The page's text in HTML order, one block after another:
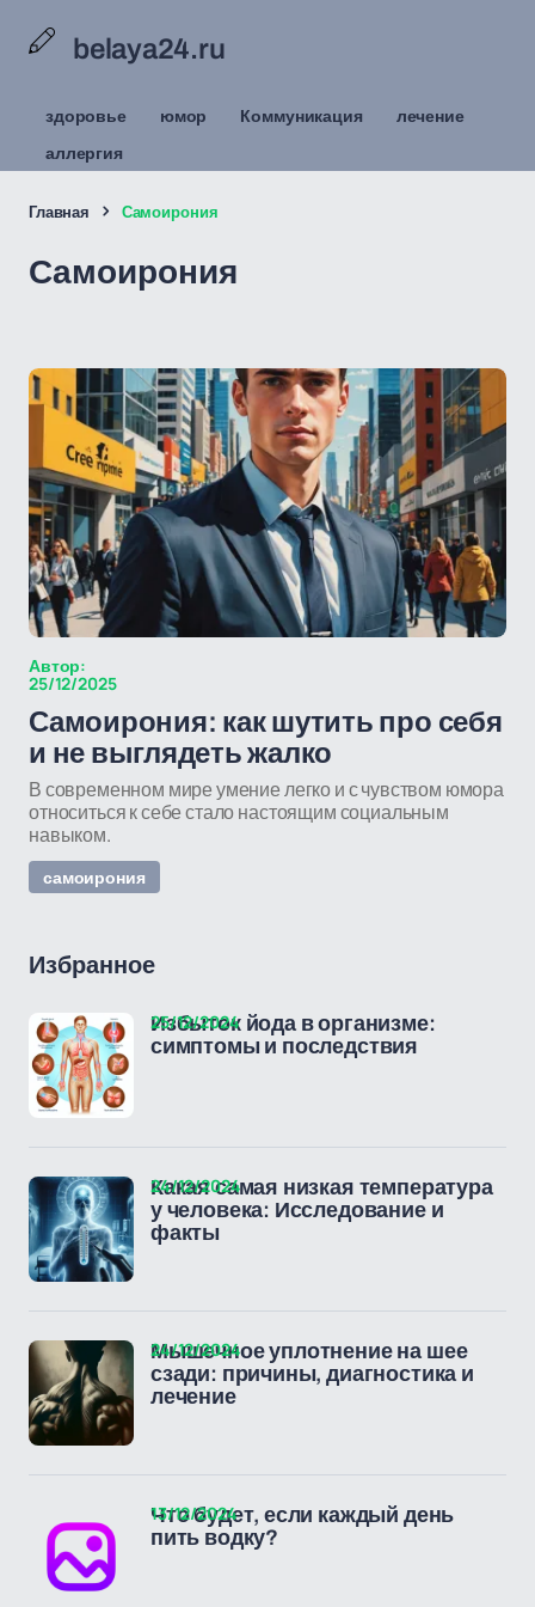
belaya24.ru
здоровье юмор Коммуникация
лечение
аллергия
Главная Самоирония
Самоирония
Автор:
25/12/2025
Самоирония: как шутить про себя
и не выглядеть жалко
В современном мире умение легко и с чувством юмора
относиться к себе стало настоящим социальным
навыком.
самоирония
Избранное
Избыток йода в организме:
симптомы и последствия
25/12/2024
Какая самая низкая температура
у человека: Исследование и
факты
24/12/2024
Мышечное уплотнение на шее
сзади: причины, диагностика и
лечение
24/12/2024
Что будет, если каждый день
пить водку?
13/12/2024